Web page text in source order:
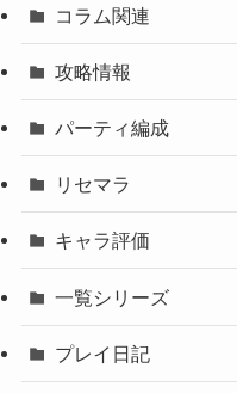
コラム関連
攻略情報
パーティ編成
リセマラ
キャラ評価
一覧シリーズ
プレイ日記